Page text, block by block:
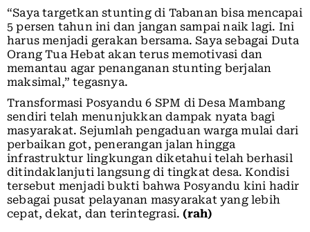
“Saya targetkan stunting di Tabanan bisa mencapai
5 persen tahun ini dan jangan sampai naik lagi. Ini
harus menjadi gerakan bersama. Saya sebagai Duta
Orang Tua Hebat akan terus memotivasi dan
memantau agar penanganan stunting berjalan
maksimal,” tegasnya.
Transformasi Posyandu 6 SPM di Desa Mambang
sendiri telah menunjukkan dampak nyata bagi
masyarakat. Sejumlah pengaduan warga mulai dari
perbaikan got, penerangan jalan hingga
infrastruktur lingkungan diketahui telah berhasil
ditindaklanjuti langsung di tingkat desa. Kondisi
tersebut menjadi bukti bahwa Posyandu kini hadir
sebagai pusat pelayanan masyarakat yang lebih
cepat, dekat, dan terintegrasi.(rah)